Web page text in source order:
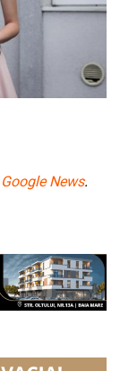
Google News.